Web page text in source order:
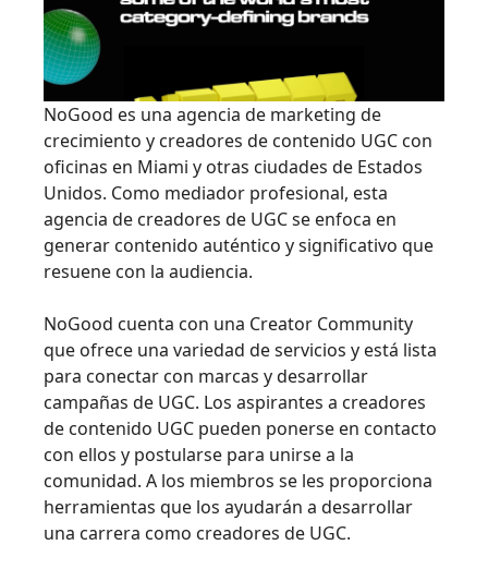
NoGood es una agencia de marketing de
crecimiento y creadores de contenido UGC con
oficinas en Miami y otras ciudades de Estados
Unidos. Como mediador profesional, esta
agencia de creadores de UGC se enfoca en
generar contenido auténtico y significativo que
resuene con la audiencia.
NoGood cuenta con una Creator Community
que ofrece una variedad de servicios y está lista
para conectar con marcas y desarrollar
campañas de UGC. Los aspirantes a creadores
de contenido UGC pueden ponerse en contacto
con ellos y postularse para unirse a la
comunidad. A los miembros se les proporciona
herramientas que los ayudarán a desarrollar
una carrera como creadores de UGC.